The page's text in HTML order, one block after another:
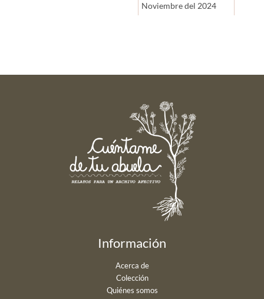
Noviembre del 2024
Información
Acerca de
Colección
Quiénes somos